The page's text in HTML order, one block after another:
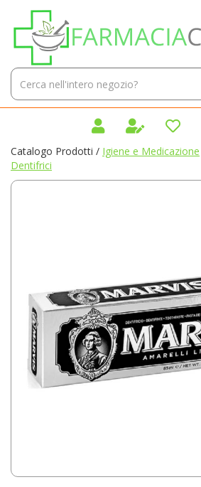
contenuto
principale
Farmacia
Carlo
Alberto
Cerca
Prodotto
Catalogo Prodotti / Igiene e Medicazione
Dentifrici